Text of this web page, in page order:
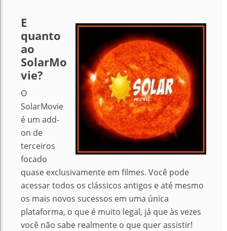
E
quanto
ao
SolarMo
vie?
O
SolarMovie
é um add-
on de
terceiros
focado
quase exclusivamente em filmes. Você pode
acessar todos os clássicos antigos e até mesmo
os mais novos sucessos em uma única
plataforma, o que é muito legal, já que às vezes
você não sabe realmente o que quer assistir!